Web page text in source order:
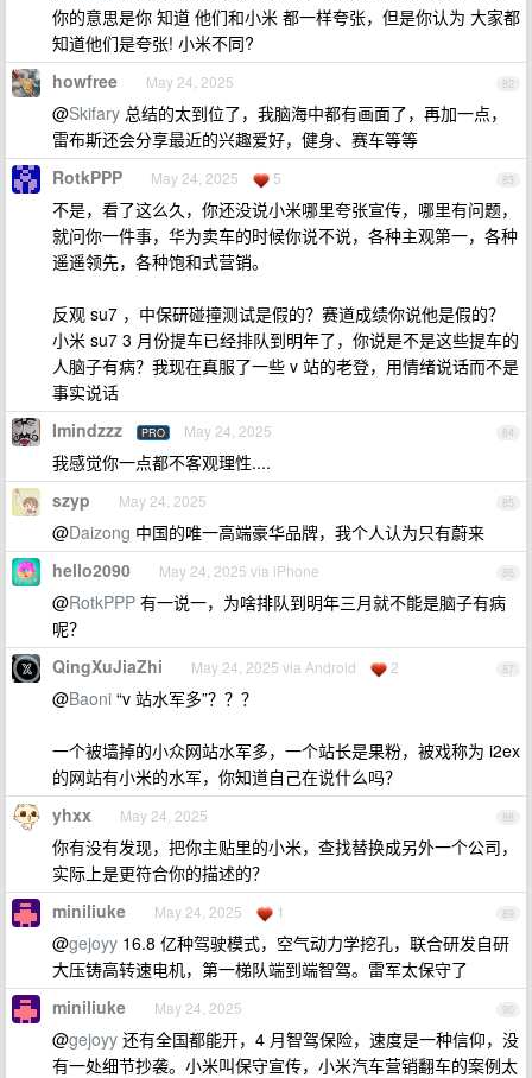
你的意思是你 知道 他们和小米 都一样夸张，但是你认为 大家都
知道他们是夸张! 小米不同?
82
howfree May 24, 2025
@Skifary 总结的太到位了，我脑海中都有画面了，再加一点，
雷布斯还会分享最近的兴趣爱好，健身、赛车等等
83
RotkPPP May 24, 2025 5
不是，看了这么久，你还没说小米哪里夸张宣传，哪里有问题，
就问你一件事，华为卖车的时候你说不说，各种主观第一，各种
遥遥领先，各种饱和式营销。
反观 su7 ，中保研碰撞测试是假的？赛道成绩你说他是假的？
小米 su7 3 月份提车已经排队到明年了，你说是不是这些提车的
人脑子有病？我现在真服了一些 v 站的老登，用情绪说话而不是
事实说话
84
Imindzzz PRO May 24, 2025
我感觉你一点都不客观理性....
85
szyp May 24, 2025
@Daizong 中国的唯一高端豪华品牌，我个人认为只有蔚来
86
hello2090 May 24, 2025 via iPhone
@RotkPPP 有一说一，为啥排队到明年三月就不能是脑子有病
呢？
87
QingXuJiaZhi May 24, 2025 via Android 2
@Baoni “v 站水军多”？？？
一个被墙掉的小众网站水军多，一个站长是果粉，被戏称为 i2ex
的网站有小米的水军，你知道自己在说什么吗？
88
yhxx May 24, 2025
你有没有发现，把你主贴里的小米，查找替换成另外一个公司，
实际上是更符合你的描述的？
89
miniliuke May 24, 2025 1
@gejoyy 16.8 亿种驾驶模式，空气动力学挖孔，联合研发自研
大压铸高转速电机，第一梯队端到端智驾。雷军太保守了
90
miniliuke May 24, 2025
@gejoyy 还有全国都能开，4 月智驾保险，速度是一种信仰，没
有一处细节抄袭。小米叫保守宣传，小米汽车营销翻车的案例太